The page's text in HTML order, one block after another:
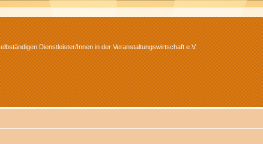
Dienstleister/Innen in der Veranstaltungswirtschaft e.V.